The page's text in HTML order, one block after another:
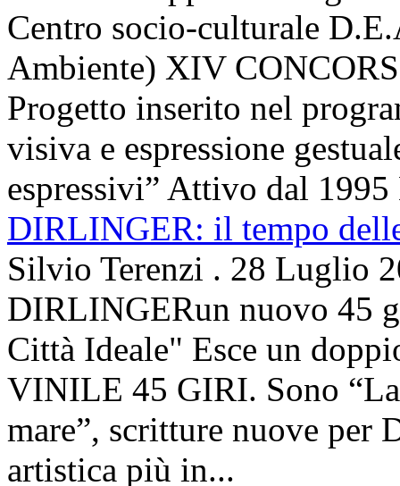
Centro socio-culturale
Ambiente) XIV
Progetto inserito nel
visiva e espressione
espressivi” Attivo dal 1995
DIRLINGER: il tempo
Silvio Terenzi . 28 Luglio
DIRLINGERun nuovo 45
Città Ideale" Esce un
VINILE 45 GIRI. Sono
mare”, scritture nuove per
artistica più in...